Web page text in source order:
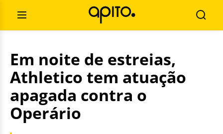
conteúdo
Abrir
Menu
por:
Em noite de estreias,
Athletico tem atuação
apagada contra o
Operário